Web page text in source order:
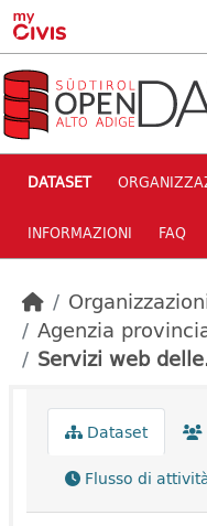
Skip to main content
DATASET
INFORMAZIONI FAQ
Agenzia
Servizi web
Dataset
Flusso di